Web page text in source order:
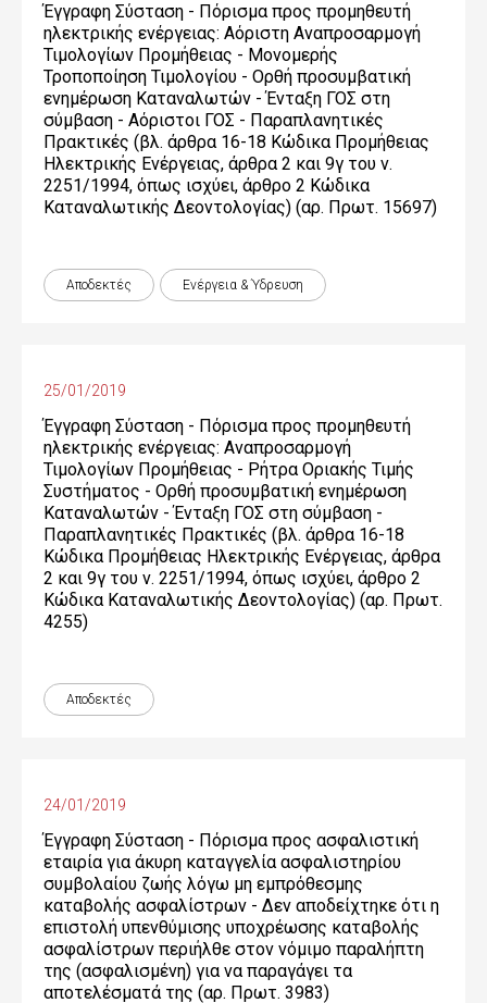
Έγγραφη Σύσταση - Πόρισμα προς προμηθευτή
ηλεκτρικής ενέργειας: Αόριστη Αναπροσαρμογή
Τιμολογίων Προμήθειας - Μονομερής
Τροποποίηση Τιμολογίου - Ορθή προσυμβατική
ενημέρωση Καταναλωτών - Ένταξη ΓΟΣ στη
σύμβαση - Αόριστοι ΓΟΣ - Παραπλανητικές
Πρακτικές (βλ. άρθρα 16-18 Κώδικα Προμήθειας
Ηλεκτρικής Ενέργειας, άρθρα 2 και 9γ του ν.
2251/1994, όπως ισχύει, άρθρο 2 Κώδικα
Καταναλωτικής Δεοντολογίας) (αρ. Πρωτ. 15697)
Αποδεκτές Ενέργεια & Ύδρευση
25/01/2019
Έγγραφη Σύσταση - Πόρισμα προς προμηθευτή
ηλεκτρικής ενέργειας: Αναπροσαρμογή
Τιμολογίων Προμήθειας - Ρήτρα Οριακής Τιμής
Συστήματος - Ορθή προσυμβατική ενημέρωση
Καταναλωτών - Ένταξη ΓΟΣ στη σύμβαση -
Παραπλανητικές Πρακτικές (βλ. άρθρα 16-18
Κώδικα Προμήθειας Ηλεκτρικής Ενέργειας, άρθρα
2 και 9γ του ν. 2251/1994, όπως ισχύει, άρθρο 2
Κώδικα Καταναλωτικής Δεοντολογίας) (αρ. Πρωτ.
4255)
Αποδεκτές
24/01/2019
Έγγραφη Σύσταση - Πόρισμα προς ασφαλιστική
εταιρία για άκυρη καταγγελία ασφαλιστηρίου
συμβολαίου ζωής λόγω μη εμπρόθεσμης
καταβολής ασφαλίστρων - Δεν αποδείχτηκε ότι η
επιστολή υπενθύμισης υποχρέωσης καταβολής
ασφαλίστρων περιήλθε στον νόμιμο παραλήπτη
της (ασφαλισμένη) για να παραγάγει τα
αποτελέσματά της (αρ. Πρωτ. 3983)